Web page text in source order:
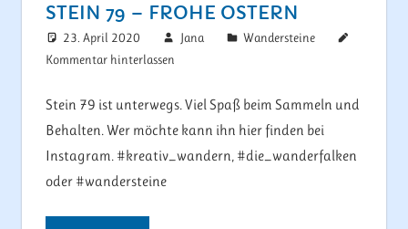
STEIN 79 – FROHE OSTERN
23. April 2020 Jana
Wandersteine
Kommentar hinterlassen
Stein 79 ist unterwegs. Viel Spaß beim Sammeln und
Behalten. Wer möchte kann ihn hier finden bei
Instagram. #kreativ_wandern, #die_wanderfalken
oder #wandersteine